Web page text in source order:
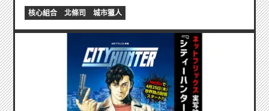
核心組合 北條司 城市獵人